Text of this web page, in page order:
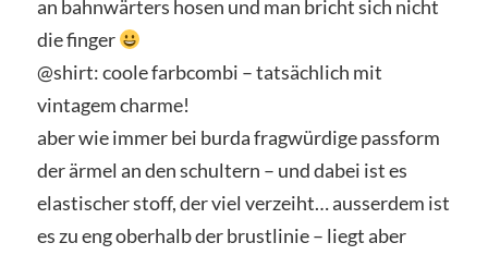
an bahnwärters hosen und man bricht sich nicht
die finger
@shirt: coole farbcombi – tatsächlich mit
vintagem charme!
aber wie immer bei burda fragwürdige passform
der ärmel an den schultern – und dabei ist es
elastischer stoff, der viel verzeiht… ausserdem ist
es zu eng oberhalb der brustlinie – liegt aber